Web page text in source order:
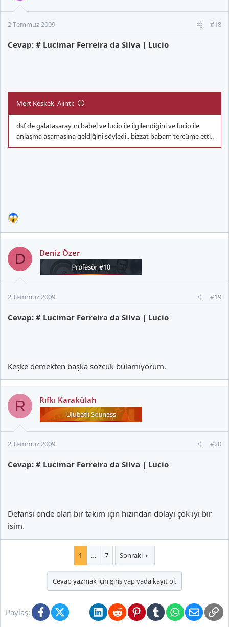
2 Temmuz 2009 #18
Cevap: # Lucimar Ferreira da Silva | Lucio
Mert Keskek' Alıntı:
dsf de galatasaray'ın babel ve lucio ile ilgilendiğini ve lucio ile
anlaşma aşamasına geldiğini söyledi.. bizzat babam tercüme etti..
D Deniz Özer
2 Temmuz 2009 #19
Cevap: # Lucimar Ferreira da Silva | Lucio
Keşke demekten başka sözcük bulamıyorum.
R Rıfkı Karakülah
2 Temmuz 2009 #20
Cevap: # Lucimar Ferreira da Silva | Lucio
Defansı önde olan bir takım için hızından dolayı çok iyi bir
isim.
1 … 7 Sonraki
Cevap yazmak için giriş yap yada kayıt ol.
Paylaş: FacebookX (Twitter)BlueskyLinkedInRedditPinterestTumblrWhatsApp
E-posta